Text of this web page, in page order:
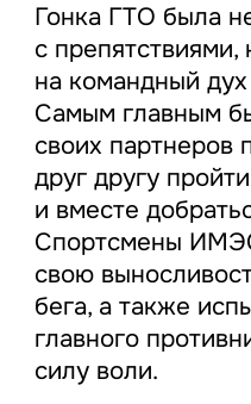
Гонка ГТО была
с
на командный
Самым главным
своих партнеров
друг другу
и вместе
Спортсмены
свою
бега, а также
главного
силу воли.